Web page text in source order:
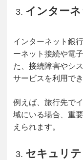
インター
インターネット銀
ーネット接続や電
た、接続障害やシ
サービスを利用で
例えば、旅行先で
域にいる場合、重
えられます。
セキュリ